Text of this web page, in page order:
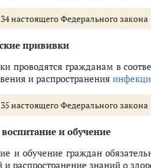
34 настоящего Федерального закона
прививки
проводятся гражданам в
и распространения
35 настоящего Федерального закона
и обучение
и обучение граждан
распространение знаний о